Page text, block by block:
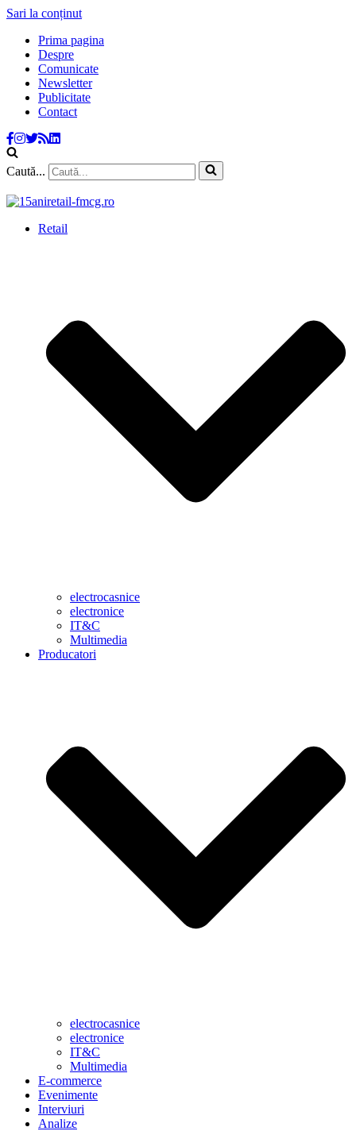
Sari la conținut
Prima pagina
Despre
Comunicate
Newsletter
Publicitate
Contact
Caută...
Retail
electrocasnice
electronice
IT&C
Multimedia
Producatori
electrocasnice
electronice
IT&C
Multimedia
E-commerce
Evenimente
Interviuri
Analize